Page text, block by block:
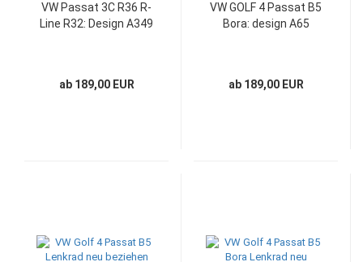
VW Passat 3C R36 R-
Line R32: Design A349
ab 189,00 EUR
VW GOLF 4 Passat B5
Bora: design A65
ab 189,00 EUR